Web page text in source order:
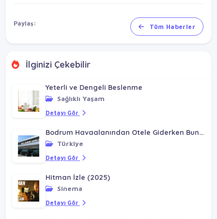
Paylaş: Tüm Haberler
İlginizi Çekebilir
Yeterli ve Dengeli Beslenme
Sağlıklı Yaşam
Detayı Gör
Bodrum Havaalanından Otele Giderken Bunlara Dikkat!
Türkiye
Detayı Gör
Hitman İzle (2025)
Sinema
Detayı Gör